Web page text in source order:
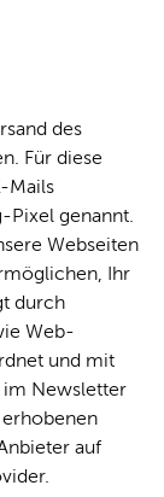
des
Für diese
Mails
Pixel genannt.
Webseiten
Ihr
durch
Web-
und mit
im Newsletter
erhobenen
auf